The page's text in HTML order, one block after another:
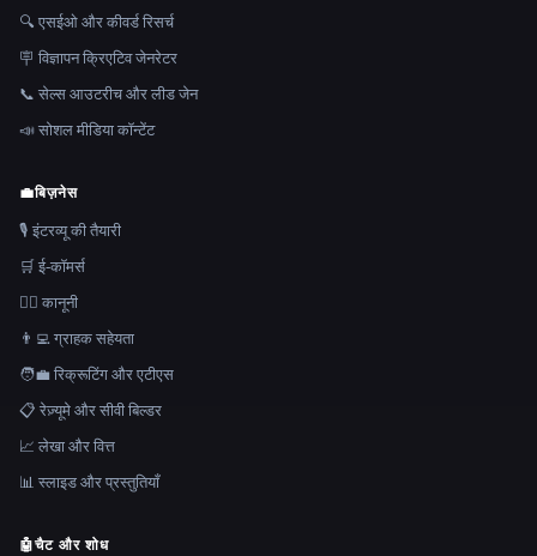
🔍 एसईओ और कीवर्ड रिसर्च
🪧 विज्ञापन क्रिएटिव जेनरेटर
📞 सेल्स आउटरीच और लीड जेन
📣 सोशल मीडिया कॉन्टेंट
💼बिज़नेस
🎙️ इंटरव्यू की तैयारी
🛒 ई-कॉमर्स
👩‍⚖️ कानूनी
👨‍💻 ग्राहक सहेयता
🧑‍💼 रिक्रूटिंग और एटीएस
📋 रेज़्यूमे और सीवी बिल्डर
📈 लेखा और वित्त
📊 स्लाइड और प्रस्तुतियाँ
🤖चैट और शोध